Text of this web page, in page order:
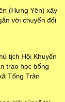
(Hưng Yên) xây
với chuyển đổi
tịch Hội Khuyến
trao học bổng
Tống Trân